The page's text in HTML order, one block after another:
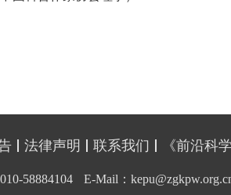
法律声明 联系我们 《前沿科
58884104 E-Mail：